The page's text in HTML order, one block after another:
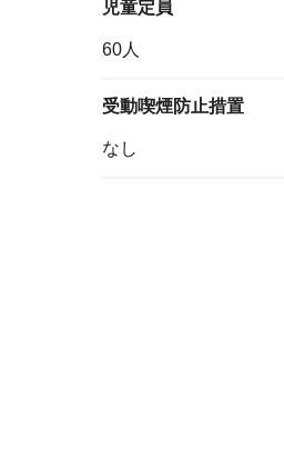
児童定員
60人
受動喫煙防止措置
なし